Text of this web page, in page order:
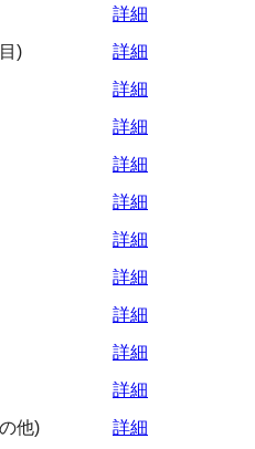
詳細
)
詳細
詳細
詳細
詳細
詳細
詳細
詳細
詳細
詳細
詳細
他)
詳細